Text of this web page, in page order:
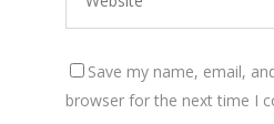
Save my name, email,
browser for the next time I